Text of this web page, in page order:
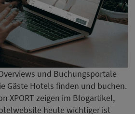
und Buchungsportale
Gäste Hotels finden und buchen.
XPORT zeigen im Blogartikel,
heute wichtiger ist